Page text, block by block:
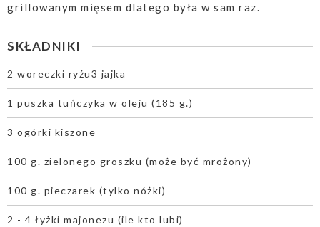
grillowanym mięsem dlatego była w sam raz.
SKŁADNIKI
2 woreczki ryżu3 jajka
1 puszka tuńczyka w oleju (185 g.)
3 ogórki kiszone
100 g. zielonego groszku (może być mrożony)
100 g. pieczarek (tylko nóżki)
2 - 4 łyżki majonezu (ile kto lubi)